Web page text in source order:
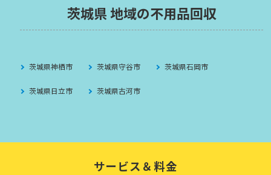
茨城県 地域の不用品回収
茨城県神栖市 茨城県守谷市 茨城県石岡市
茨城県日立市 茨城県古河市
サービス＆料金